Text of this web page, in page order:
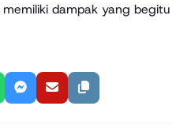
dampak yang begitu